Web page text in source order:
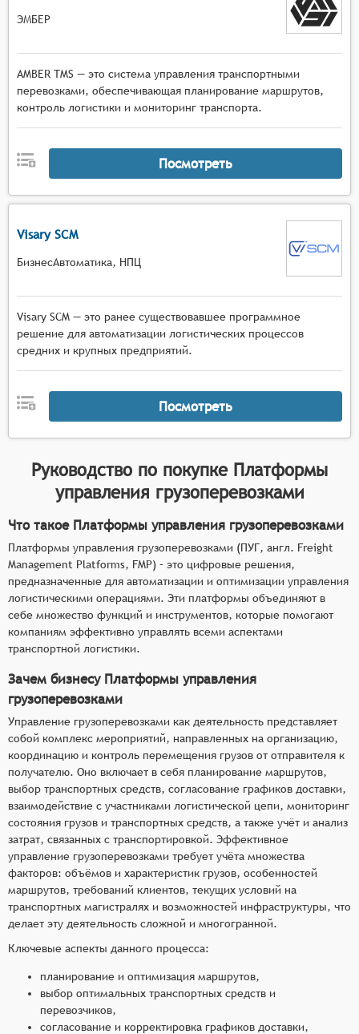
ЭМБЕР
AMBER TMS — это система управления транспортными
перевозками, обеспечивающая планирование маршрутов,
контроль логистики и мониторинг транспорта.
Посмотреть
Visary SCM
БизнесАвтоматика, НПЦ
Visary SCM — это ранее существовавшее программное
решение для автоматизации логистических процессов
средних и крупных предприятий.
Посмотреть
Руководство по покупке Платформы
управления грузоперевозками
Что такое Платформы управления грузоперевозками
Платформы управления грузоперевозками (ПУГ, англ. Freight
Management Platforms, FMP) – это цифровые решения,
предназначенные для автоматизации и оптимизации управления
логистическими операциями. Эти платформы объединяют в
себе множество функций и инструментов, которые помогают
компаниям эффективно управлять всеми аспектами
транспортной логистики.
Зачем бизнесу Платформы управления
грузоперевозками
Управление грузоперевозками как деятельность представляет
собой комплекс мероприятий, направленных на организацию,
координацию и контроль перемещения грузов от отправителя к
получателю. Оно включает в себя планирование маршрутов,
выбор транспортных средств, согласование графиков доставки,
взаимодействие с участниками логистической цепи, мониторинг
состояния грузов и транспортных средств, а также учёт и анализ
затрат, связанных с транспортировкой. Эффективное
управление грузоперевозками требует учёта множества
факторов: объёмов и характеристик грузов, особенностей
маршрутов, требований клиентов, текущих условий на
транспортных магистралях и возможностей инфраструктуры, что
делает эту деятельность сложной и многогранной.
Ключевые аспекты данного процесса:
планирование и оптимизация маршрутов,
выбор оптимальных транспортных средств и
перевозчиков,
согласование и корректировка графиков доставки,